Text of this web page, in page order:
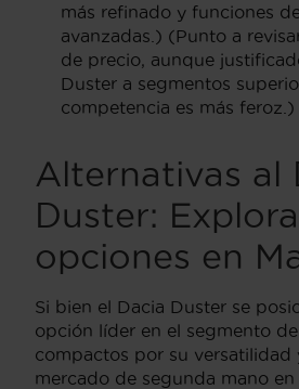
más refinado y funciones
avanzadas.) (Punto a
de precio, aunque
Duster a segmentos
competencia es más feroz.)
Alternativas al
Duster:
opciones en
Si bien el Dacia Duster se
opción líder en el segmento
compactos por su versatilidad
mercado de segunda mano en